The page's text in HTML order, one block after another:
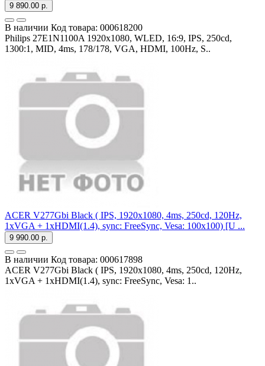
9 890.00 р.
В наличии Код товара: 000618200
Philips 27E1N1100A 1920x1080, WLED, 16:9, IPS, 250cd,
1300:1, MID, 4ms, 178/178, VGA, HDMI, 100Hz, S..
ACER V277Gbi Black ( IPS, 1920x1080, 4ms, 250cd, 120Hz,
1xVGA + 1xHDMI(1.4), sync: FreeSync, Vesa: 100x100) [U ...
9 990.00 р.
В наличии Код товара: 000617898
ACER V277Gbi Black ( IPS, 1920x1080, 4ms, 250cd, 120Hz,
1xVGA + 1xHDMI(1.4), sync: FreeSync, Vesa: 1..